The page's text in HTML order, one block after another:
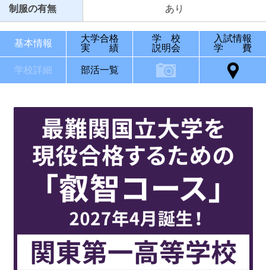
制服の有無 あり
基本情報
大学合格
実 績
学 校
説明会
入試情報
学 費
学校詳細 部活一覧